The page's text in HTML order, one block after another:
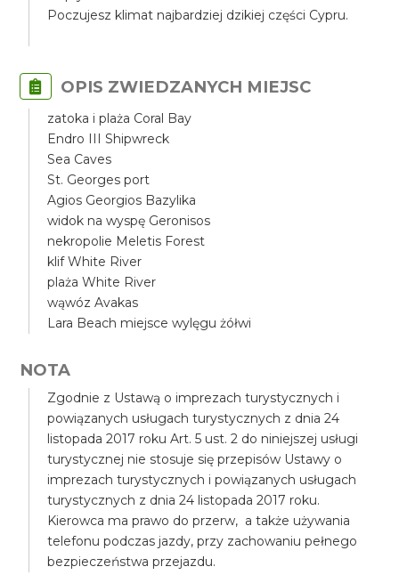
Poczujesz klimat najbardziej dzikiej części Cypru.
OPIS ZWIEDZANYCH MIEJSC
zatoka i plaża Coral Bay
Endro III Shipwreck
Sea Caves
St. Georges port
Agios Georgios Bazylika
widok na wyspę Geronisos
nekropolie Meletis Forest
klif White River
plaża White River
wąwóz Avakas
Lara Beach miejsce wylęgu żółwi
NOTA
Zgodnie z Ustawą o imprezach turystycznych i
powiązanych usługach turystycznych z dnia 24
listopada 2017 roku Art. 5 ust. 2 do niniejszej usługi
turystycznej nie stosuje się przepisów Ustawy o
imprezach turystycznych i powiązanych usługach
turystycznych z dnia 24 listopada 2017 roku.
Kierowca ma prawo do przerw, a także używania
telefonu podczas jazdy, przy zachowaniu pełnego
bezpieczeństwa przejazdu.